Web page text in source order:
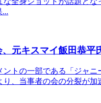
...
元キスマイ飯田恭平
ントの一部である「ジャ
り、当事者の会の分裂が